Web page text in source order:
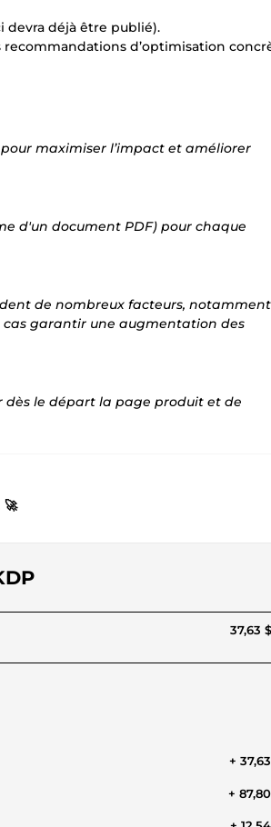
devra déjà être publié).
d’optimisation
maximiser l’impact et améliorer
d'un document PDF) pour chaque
de nombreux facteurs, notamment
cas garantir une augmentation des
dès le départ la page produit et de
37,63
+
+